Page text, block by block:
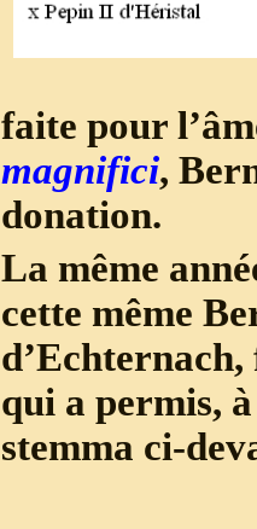
faite pour
magnifici,
donation.
La même
cette même
qui a permis,
stemma ci-